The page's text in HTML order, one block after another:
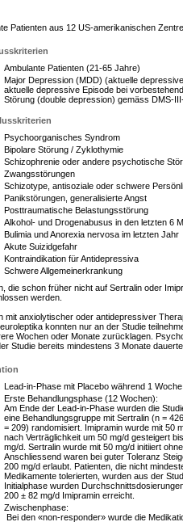
Patienten aus 12 US-amerikanischen
Ambulante Patienten (21-65 Jahre)
Major Depression (MDD) (aktuelle
aktuelle depressive Episode bei
Störung (double depression) gemäss DMS-
Psychoorganisches Syndrom
Bipolare Störung / Zyklothymie
Schizophrenie oder andere psychotische
Zwangsstörungen
Schizotype, antisoziale oder schwere
Panikstörungen, generalisierte Angst
Posttraumatische Belastungsstörung
Alkohol- und Drogenabusus in den letzten 6
Bulimia und Anorexia nervosa im letzten Jahr
Akute Suizidgefahr
Kontraindikation für Antidepressiva
Schwere Allgemeinerkrankung
die schon früher nicht auf Sertralin oder
werden.
mit anxiolytischer oder antidepressiver
konnten nur an der Studie
Wochen oder Monate zurücklagen.
Studie bereits mindestens 3 Monate
Lead-in-Phase mit Placebo während 1 Woche
Erste Behandlungsphase (12 Wochen):
Am Ende der Lead-in-Phase wurden die
eine Behandlungsgruppe mit Sertralin (n =
= 209) randomisiert. Imipramin wurde mit 50
nach Verträglichkeit um 50 mg/d gesteigert
mg/d. Sertralin wurde mit 50 mg/d initiiert
Anschliessend waren bei guter Toleranz
200 mg/d erlaubt. Patienten, die nicht
Medikamente tolerierten, wurden aus der
Initialphase wurden
200 ± 82 mg/d Imipramin erreicht.
Zwischenphase:
Bei den «non-responder» wurde die